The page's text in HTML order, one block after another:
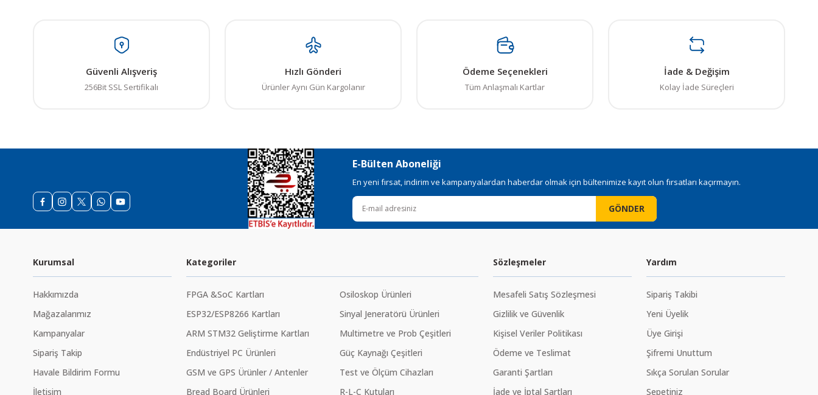
Yorum Yaz
Ürün açıklamasında eksik bilgiler bulunuyor.
Güvenli Alışveriş
256Bit SSL Sertifikalı
Hızlı Gönderi
Ürünler Aynı Gün Kargolanır
Ödeme Seçenekleri
Tüm Anlaşmalı Kartlar
İade & Değişim
Kolay İade Süreçleri
E-Bülten Aboneliği
En yeni fırsat, indirim ve kampanyalardan haberdar olmak için bültenimize kayıt olun fırsatları kaçırmayın.
GÖNDER
Kurumsal
Hakkımızda
Mağazalarımız
Kampanyalar
Sipariş Takip
Havale Bildirim Formu
İletişim
Kategoriler
FPGA &SoC Kartları
ESP32/ESP8266 Kartları
ARM STM32 Geliştirme Kartları
Endüstriyel PC Ürünleri
GSM ve GPS Ürünler / Antenler
Bread Board Ürünleri
Osiloskop Ürünleri
Sinyal Jeneratörü Ürünleri
Multimetre ve Prob Çeşitleri
Güç Kaynağı Çeşitleri
Test ve Ölçüm Cihazları
R-L-C Kutuları
Sözleşmeler
Mesafeli Satış Sözleşmesi
Gizlilik ve Güvenlik
Kişisel Veriler Politikası
Ödeme ve Teslimat
Garanti Şartları
İade ve İptal Şartları
Yardım
Sipariş Takibi
Yeni Üyelik
Üye Girişi
Şifremi Unuttum
Sıkça Sorulan Sorular
Sepetiniz